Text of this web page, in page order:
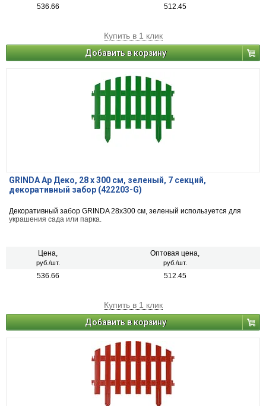
536.66 512.45
Купить в 1 клик
Добавить в корзину
GRINDA Ар Деко, 28 х 300 см, зеленый, 7 секций,
декоративный забор (422203-G)
Декоративный забор GRINDA 28х300 см, зеленый используется для
украшения сада или парка.
Цена,
руб./шт.
Оптовая цена,
руб./шт.
536.66 512.45
Купить в 1 клик
Добавить в корзину